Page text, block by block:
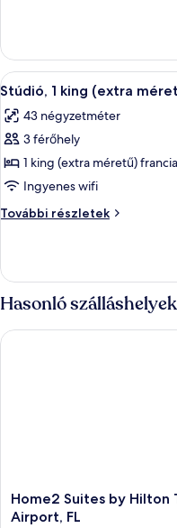
részletei
A
következő
szoba
összes
képének
megtekintése:
Stúdió,
1
(extra
méretű)
franciaágy,
nemdohányzó
5
Stúdió, 1 king (extra
43 négyzetméter
3 férőhely
1 king (extra méretű)
Ingyenes wifi
További részletek
Stúdió,
méretű)
franciaágy,
nemdohányzó
további
részletei
Hasonló szálláshelyek
Home2
Suites
Home2 Suites by Hilton
Airport, FL
Home2 Suites by Hilton